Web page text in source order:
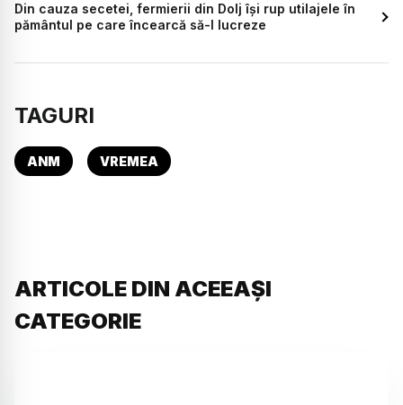
Din cauza secetei, fermierii din Dolj își rup utilajele în
pământul pe care încearcă să-l lucreze
TAGURI
ANM VREMEA
ARTICOLE DIN ACEEAȘI
CATEGORIE